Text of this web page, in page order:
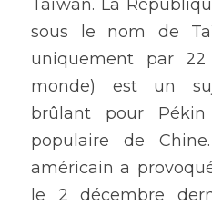
Taïwan. La
sous le nom de
uniquement par
monde) est un
brûlant pour
populaire de
américain a
le 2 décembre